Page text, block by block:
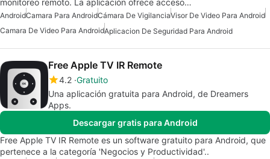
monitoreo remoto. La aplicación ofrece acceso…
AndroidCamara Para AndroidCámara De VigilanciaVisor De Video Para Android
Camara De Video Para AndroidAplicacion De Seguridad Para Android
Free Apple TV IR Remote
4.2 Gratuito
Una aplicación gratuita para Android, de Dreamers
Apps.
Descargar gratis para Android
Free Apple TV IR Remote es un software gratuito para Android, que
pertenece a la categoría 'Negocios y Productividad'..